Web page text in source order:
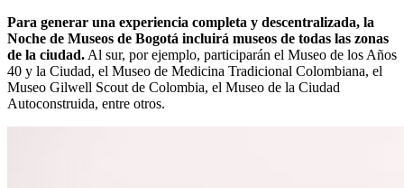
Para generar una experiencia completa y descentralizada, la
Noche de Museos de Bogotá incluirá museos de todas las zonas
de la ciudad. Al sur, por ejemplo, participarán el Museo de los Años
40 y la Ciudad, el Museo de Medicina Tradicional Colombiana, el
Museo Gilwell Scout de Colombia, el Museo de la Ciudad
Autoconstruida, entre otros.